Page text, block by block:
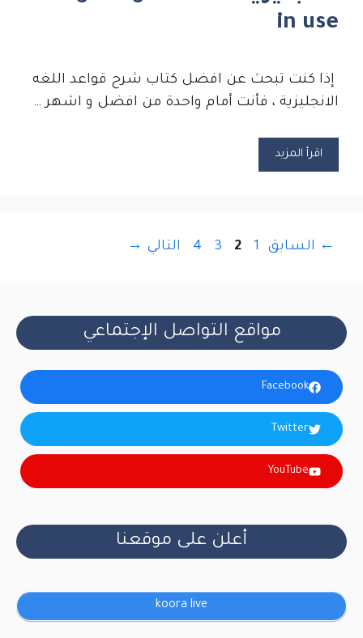
in use
إذا كنت تبحث عن افضل كتاب شرح قواعد اللغه
الانجليزية ، فأنت أمام واحدة من افضل و اشهر …
اقرأ المزيد
← السابق Page1
Page
2
Page
3
Page
4 التالي →
مواقع التواصل الإجتماعي
Facebook
Twitter
YouTube
أعلن على موقعنا
koora live